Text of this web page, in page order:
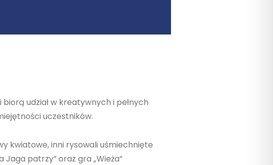
biorą udział w kreatywnych i pełnych
uczestników.
kwiatowe, inni rysowali uśmiechnięte
Jaga patrzy” oraz gra „Wieża”